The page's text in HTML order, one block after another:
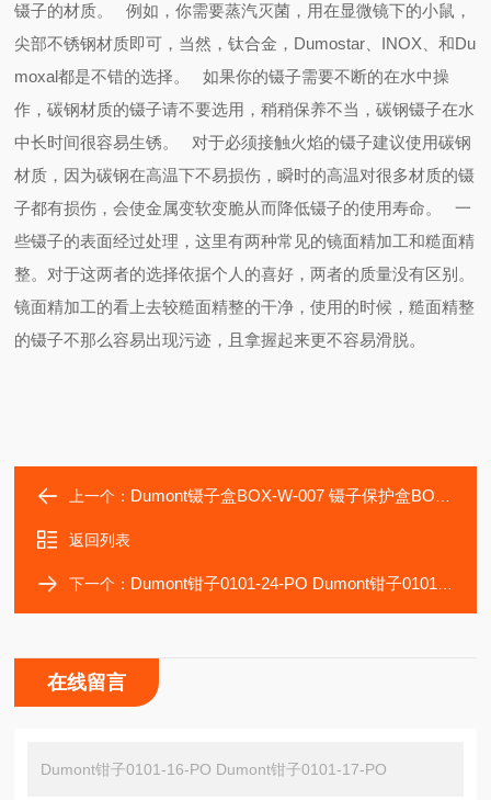
镊子的材质。
例如，你需要蒸汽灭菌，用在显微镜下的小鼠，
尖部不锈钢材质即可，当然，钛合金， Dumostar INOX 、和Du
moxal都是不错的选择。
如果你的镊子需要不断的在水中操
作，碳钢材质的镊子请不要选用，稍稍保养不当，碳钢镊子在水
中长时间很容易生锈。
对于必须接触火焰的镊子建议使用碳钢
材质，因为碳钢在高温下不易损伤，瞬时的高温对很多材质的镊
子都有损伤，会使金属变软变脆从而降低镊子的使用寿命。
一
些镊子的表面经过处理，这里有两种常见的镜面精加工和糙面精
整。对于这两者的选择依据个人的喜好，两者的质量没有区别。
镜面精加工的看上去较糙面精整的干净，使用的时候，糙面精整
的镊子不那么容易出现污迹，且拿握起来更不容易滑脱。
上一个： Dumont镊子盒BOX-W-007 镊子保护盒BOX-W-0012
返回列表
下一个： Dumont钳子0101-24-PO Dumont钳子0101-25-PO
在线留言